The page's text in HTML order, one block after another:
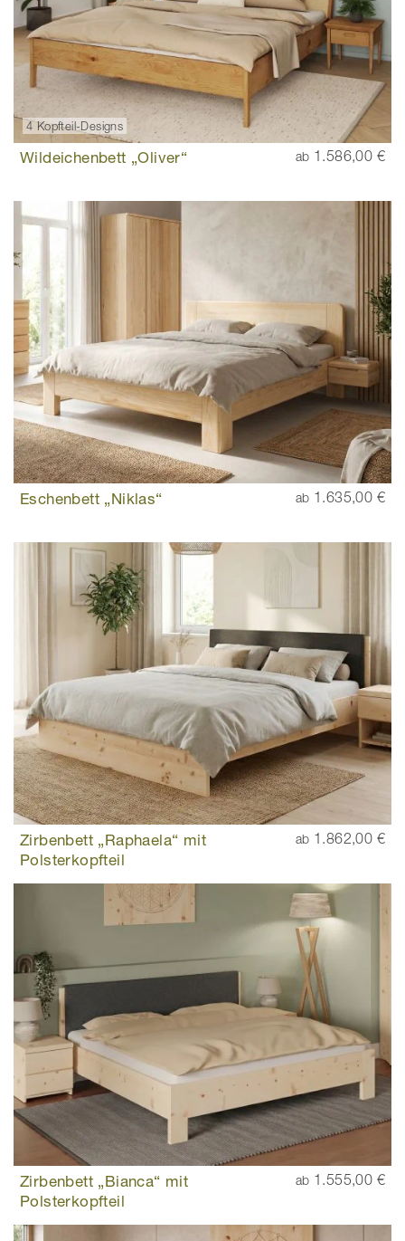
4 Kopfteil-Designs
Wildeichenbett „Oliver“ ab 1.586,00 €
Eschenbett „Niklas“ ab 1.635,00 €
Zirbenbett „Raphaela“ mit
Polsterkopfteil
ab 1.862,00 €
Zirbenbett „Bianca“ mit
Polsterkopfteil
ab 1.555,00 €